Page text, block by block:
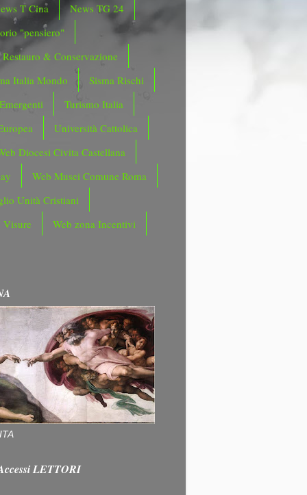
T Cina
News TG 24
"pensiero"
Restauro & Conservazione
Italia Mondo
Sisma Rischi
Turismo Italia
Università Cattolica
Diocesi Civita Castellana
Web Musei Comune Roma
Unità Cristiani
Visure
Web zona Incentivi
LETTORI